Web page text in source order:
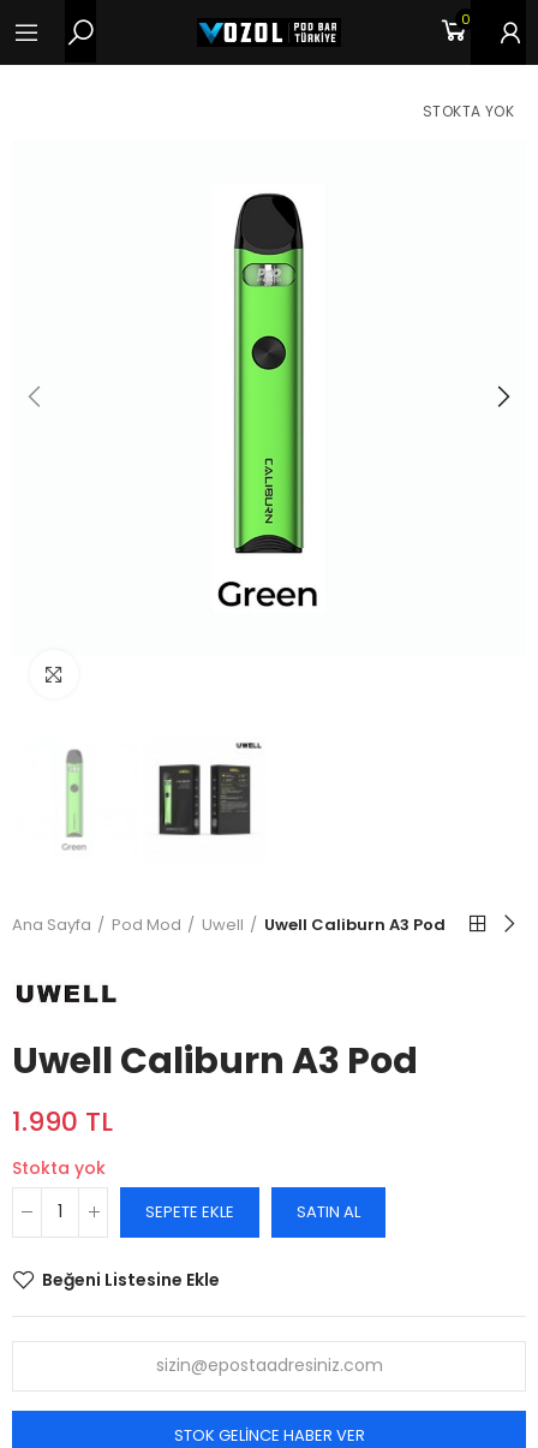
0
STOKTA YOK
Ana Sayfa Pod Mod Uwell Uwell Caliburn A3 Pod
Uwell Caliburn A3 Pod
1.990 TL
Stokta yok
SEPETE EKLE SATIN AL
Beğeni Listesine Ekle
STOK GELINCE HABER VER